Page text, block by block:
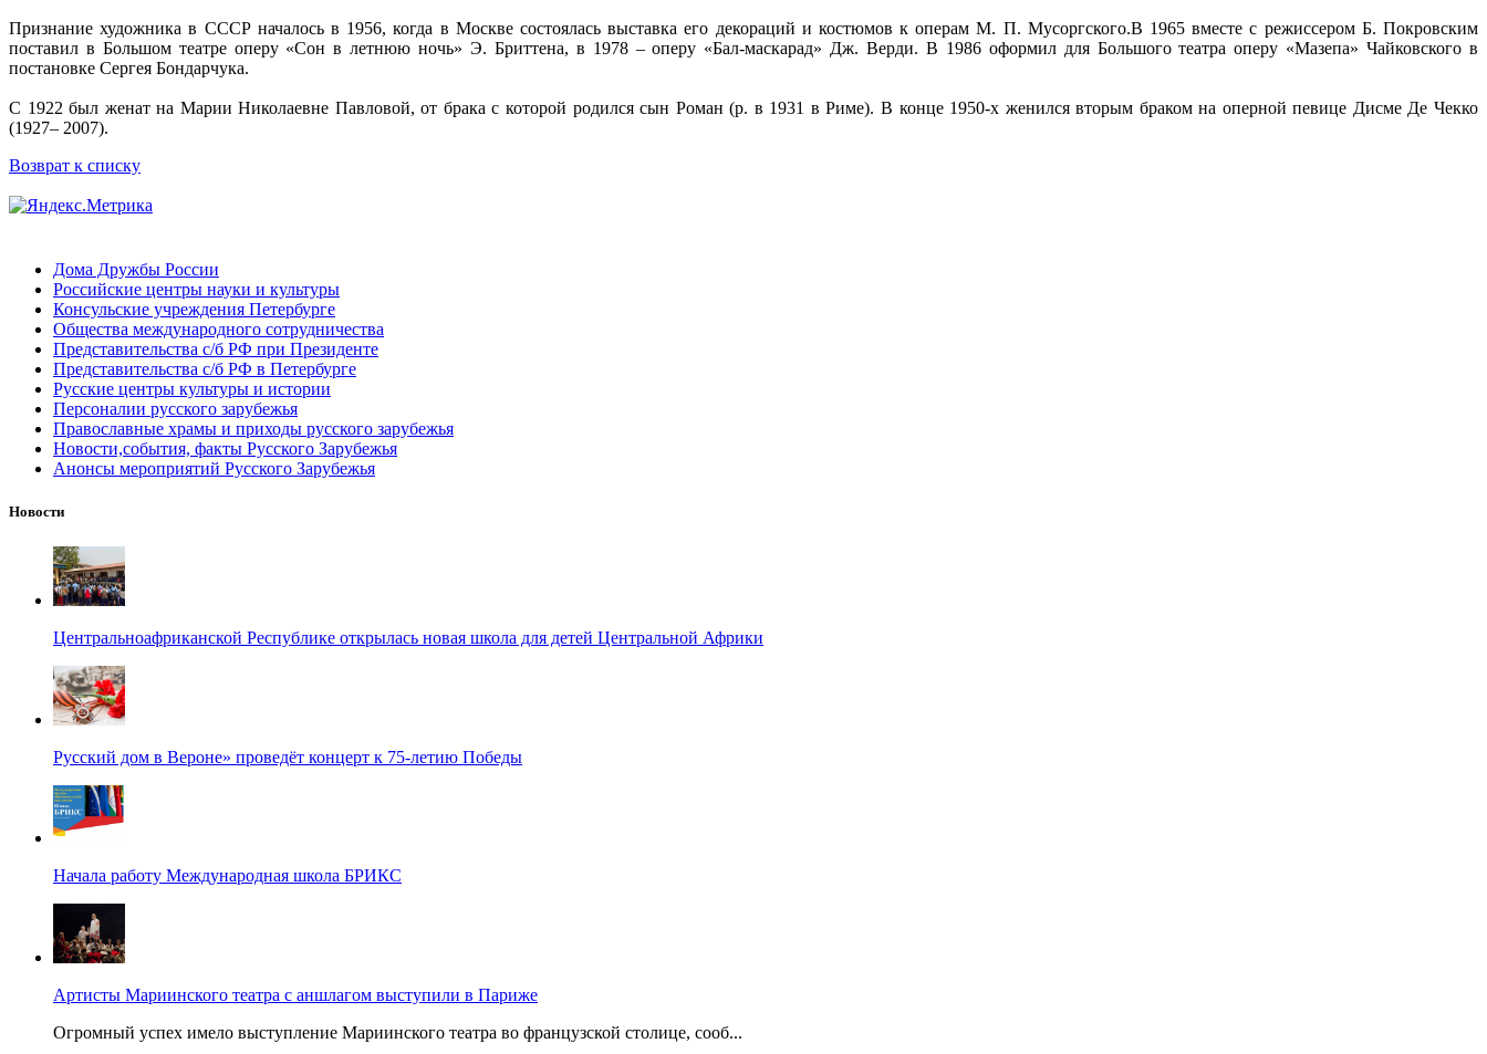
Признание художника в СССР началось в 1956, когда в Москве состоялась выставка его декораций и костюмов к операм М. П. Мусоргского.В 1965 вместе с режиссером Б. Покровским
поставил в Большом театре оперу «Сон в летнюю ночь» Э. Бриттена, в 1978 – оперу «Бал-маскарад» Дж. Верди. В 1986 оформил для Большого театра оперу «Мазепа» Чайковского в
постановке Сергея Бондарчука.
С 1922 был женат на Марии Николаевне Павловой, от брака с которой родился сын Роман (р. в 1931 в Риме). В конце 1950-х женился вторым браком на оперной певице Дисме Де Чекко
(1927– 2007).
Возврат к списку
Дома Дружбы России
Российские центры науки и культуры
Консульские учреждения Петербурге
Общества международного сотрудничества
Представительства с/б РФ при Президенте
Представительства с/б РФ в Петербурге
Русские центры культуры и истории
Персоналии русского зарубежья
Православные храмы и приходы русского зарубежья
Новости,события, факты Русского Зарубежья
Анонсы мероприятий Русского Зарубежья
Новости
Центральноафриканской Республике открылась новая школа для детей Центральной Африки
Русский дом в Вероне» проведёт концерт к 75-летию Победы
Начала работу Международная школа БРИКС
Артисты Мариинского театра с аншлагом выступили в Париже
Огромный успех имело выступление Мариинского театра во французской столице, сооб...